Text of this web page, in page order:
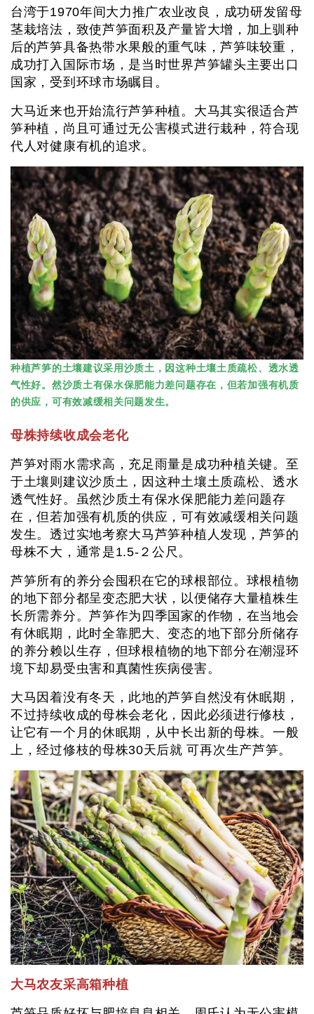
台湾于1970年间大力推广农业改良，成功研发留母
茎栽培法，致使芦笋面积及产量皆大增，加上驯种
后的芦笋具备热带水果般的重气味，芦笋味较重，
成功打入国际市场，是当时世界芦笋罐头主要出口
国家，受到环球市场瞩目。
大马近来也开始流行芦笋种植。大马其实很适合芦
笋种植，尚且可通过无公害模式进行栽种，符合现
代人对健康有机的追求。
种植芦笋的土壤建议采用沙质土，因这种土壤土质疏松、透水透
气性好。然沙质土有保水保肥能力差问题存在，但若加强有机质
的供应，可有效减缓相关问题发生。
母株持续收成会老化
芦笋对雨水需求高，充足雨量是成功种植关键。至
于土壤则建议沙质土，因这种土壤土质疏松、透水
透气性好。虽然沙质土有保水保肥能力差问题存
在，但若加强有机质的供应，可有效减缓相关问题
发生。透过实地考察大马芦笋种植人发现，芦笋的
母株不大，通常是1.5-２公尺。
芦笋所有的养分会囤积在它的球根部位。球根植物
的地下部分都呈变态肥大状，以便储存大量植株生
长所需养分。芦笋作为四季国家的作物，在当地会
有休眠期，此时全靠肥大、变态的地下部分所储存
的养分赖以生存，但球根植物的地下部分在潮湿环
境下却易受虫害和真菌性疾病侵害。
大马因着没有冬天，此地的芦笋自然没有休眠期，
不过持续收成的母株会老化，因此必须进行修枝，
让它有一个月的休眠期，从中长出新的母株。一般
上，经过修枝的母株30天后就 可再次生产芦笋。
大马农友采高箱种植